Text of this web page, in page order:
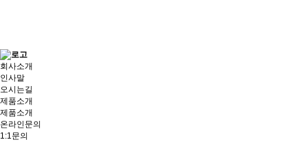
회사소개
인사말
오시는길
제품소개
제품소개
온라인문의
1:1문의